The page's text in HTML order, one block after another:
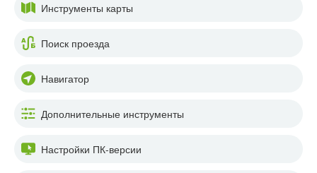
Инструменты карты
Поиск проезда
Навигатор
Дополнительные инструменты
Настройки ПК-версии